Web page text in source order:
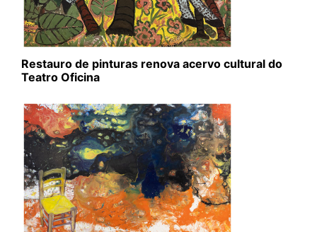
Restauro de pinturas renova acervo cultural do
Teatro Oficina